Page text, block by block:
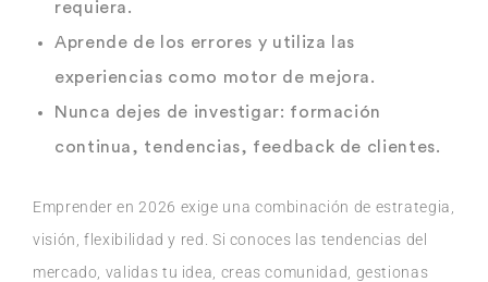
requiera.
Aprende de los errores y utiliza las
experiencias como motor de mejora.
Nunca dejes de investigar: formación
continua, tendencias, feedback de clientes.
Emprender en 2026 exige una combinación de estrategia,
visión, flexibilidad y red. Si conoces las tendencias del
mercado, validas tu idea, creas comunidad, gestionas